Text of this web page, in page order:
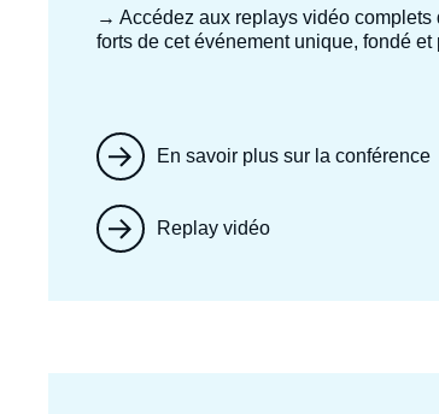
→ Accédez aux replays vidéo complets
forts de cet événement unique, fondé
En savoir plus sur la conférence
Replay vidéo